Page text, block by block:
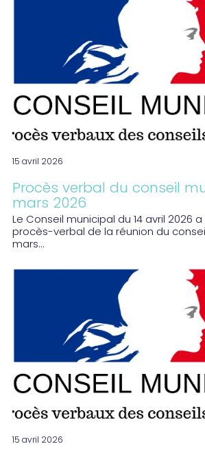
15 avril 2026
Procès verbal du conseil
mars 2026
Le Conseil municipal du 14 avril 2026
procès-verbal de la réunion du
mars...
15 avril 2026